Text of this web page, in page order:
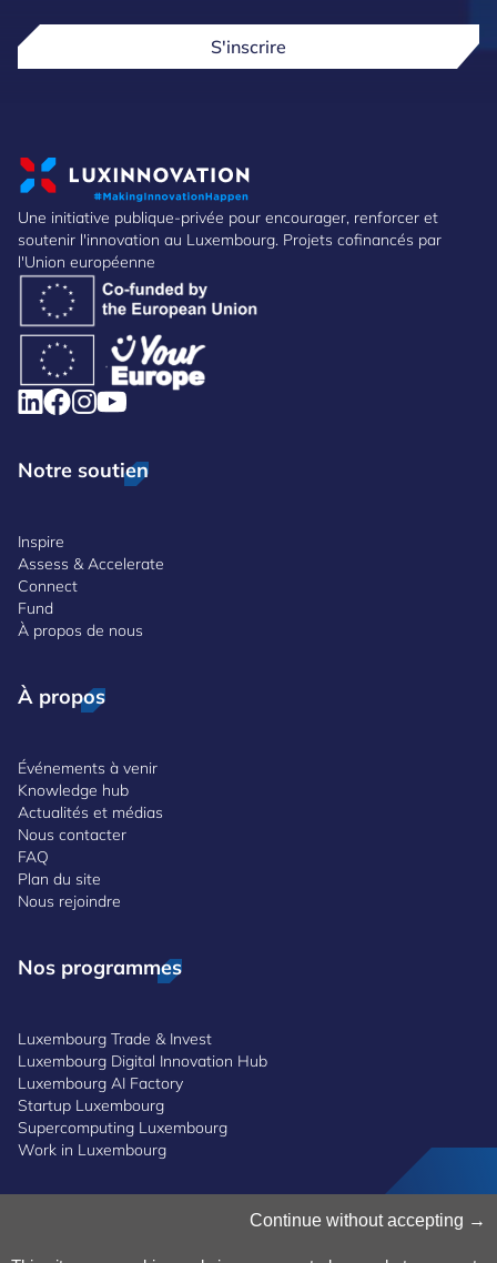
S'inscrire
Une initiative publique-privée pour encourager, renforcer et
soutenir l'innovation au Luxembourg. Projets cofinancés par
l'Union européenne
Notre soutien
Inspire
Assess & Accelerate
Connect
Fund
À propos de nous
À propos
Événements à venir
Knowledge hub
Actualités et médias
Nous contacter
FAQ
Plan du site
Nous rejoindre
Nos programmes
Luxembourg Trade & Invest
Luxembourg Digital Innovation Hub
Luxembourg AI Factory
Startup Luxembourg
Supercomputing Luxembourg
Work in Luxembourg
Continue without accepting